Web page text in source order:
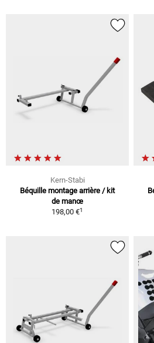
Kern-Stabi
Béquille montage arrière / kit
de manœ
198,00 €1